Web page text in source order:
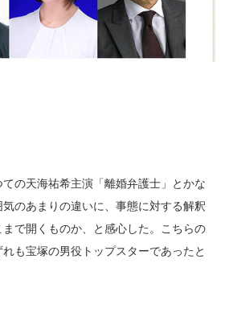
の天海祐希主演「離婚弁護士」とかな
のあまりの違いに、事態に対する解釈
で開くものか、と感心した。こちらの
も宝塚の男役トップスターであったと